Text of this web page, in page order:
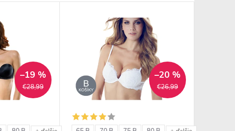
€28,99
–19 %
€26,99
–20 %